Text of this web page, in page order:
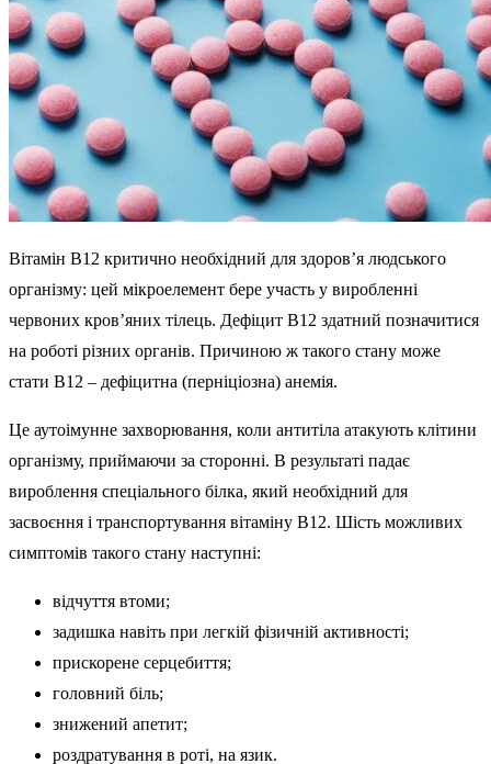
Вітамін B12 критично необхідний для здоров’я людського
організму: цей мікроелемент бере участь у виробленні
червоних кров’яних тілець. Дефіцит B12 здатний позначитися
на роботі різних органів. Причиною ж такого стану може
стати B12 – дефіцитна (перніціозна) анемія.
Це аутоімунне захворювання, коли антитіла атакують клітини
організму, приймаючи за сторонні. В результаті падає
вироблення спеціального білка, який необхідний для
засвоєння і транспортування вітаміну B12. Шість можливих
симптомів такого стану наступні:
відчуття втоми;
задишка навіть при легкій фізичній активності;
прискорене серцебиття;
головний біль;
знижений апетит;
роздратування в роті, на язик.